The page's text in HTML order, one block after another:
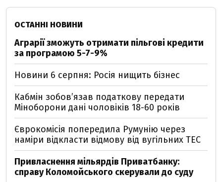
ОСТАННІ НОВИНИ
Аграрії зможуть отримати пільгові кредити
за програмою 5-7-9%
Новини 6 серпня: Росія нищить бізнес
Кабмін зобовʼязав податкову передати
Міноборони дані чоловіків 18-60 років
Єврокомісія попередила Румунію через
наміри відкласти відмову від вугільних ТЕС
Привласнення мільярдів Приватбанку:
справу Коломойського скерували до суду